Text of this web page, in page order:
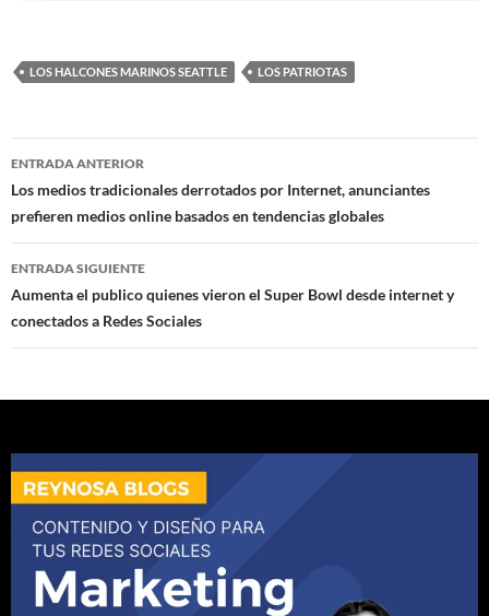
LOS HALCONES MARINOS SEATTLE LOS PATRIOTAS
Navegación
de
entradas
ENTRADA ANTERIOR
Los medios tradicionales derrotados por Internet, anunciantes
prefieren medios online basados en tendencias globales
ENTRADA SIGUIENTE
Aumenta el publico quienes vieron el Super Bowl desde internet y
conectados a Redes Sociales